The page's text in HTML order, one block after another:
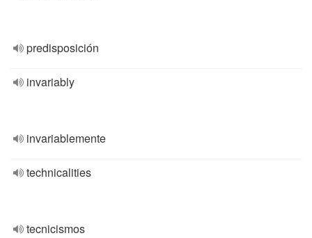
predisposición
invariably
invariablemente
technicalities
tecnicismos